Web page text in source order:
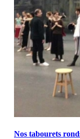
Nos tabourets